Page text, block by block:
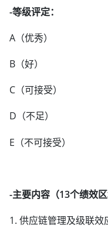
-等级评定：
A（优秀）
B（好）
C（可接受）
D（不足）
E（不可接受）
-主要内容（13个绩效区
1. 供应链管理及级联